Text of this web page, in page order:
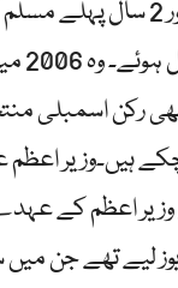
کامیاب ہوئے ہیں اور 2
پی
رکن اسمبلی
ہیں۔وزیر اعظم
لیے تھے جن میں